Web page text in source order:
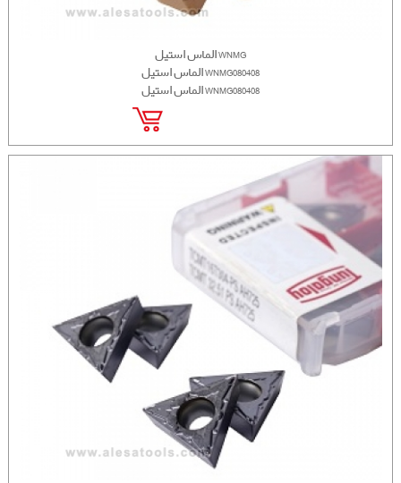
الماس استیل WNMG
الماس استیل WNMG080408
الماس استیل WNMG080408